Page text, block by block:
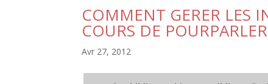
COMMENT GERER LES
COURS DE
Avr 27, 2012